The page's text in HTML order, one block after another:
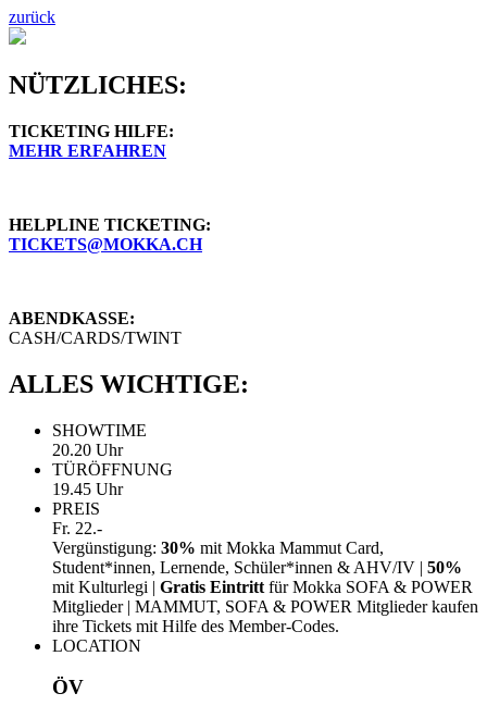
zurück
NÜTZLICHES:
TICKETING HILFE:
MEHR ERFAHREN
HELPLINE TICKETING:
TICKETS@MOKKA.CH
ABENDKASSE:
CASH/CARDS/TWINT
ALLES WICHTIGE:
SHOWTIME
20.20 Uhr
TÜRÖFFNUNG
19.45 Uhr
PREIS
Fr. 22.-
Vergünstigung: 30% mit Mokka Mammut Card,
Student*innen, Lernende, Schüler*innen & AHV/IV | 50%
mit Kulturlegi | Gratis Eintritt für Mokka SOFA & POWER
Mitglieder | MAMMUT, SOFA & POWER Mitglieder kaufen
ihre Tickets mit Hilfe des Member-Codes.
LOCATION
ÖV